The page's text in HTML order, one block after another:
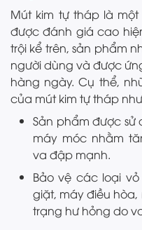
Mút kim tự tháp là
được đánh giá cao
trội kể trên, sản phẩm
người dùng và được
hàng ngày. Cụ thể,
của mút kim tự tháp
Sản phẩm được sử
máy móc nhằm
va đập mạnh.
Bảo vệ các loại
giặt, máy điều
trạng hư hỏng do